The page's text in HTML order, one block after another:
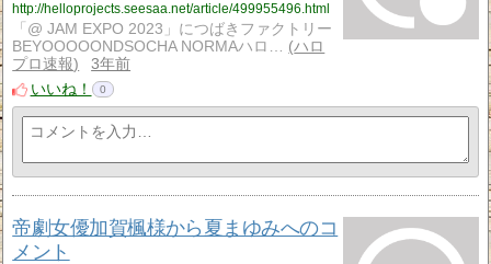
http://helloprojects.seesaa.net/article/499955496.html
「@ JAM EXPO 2023」につばきファクトリー
BEYOOOOONDSOCHA NORMAハロ…
ハロ
プロ速報
3年前
いいね！
0
帝劇女優加賀楓様から夏まゆみへのコ
メント